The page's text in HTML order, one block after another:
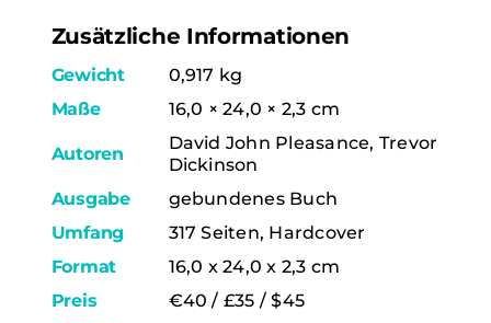
Zusätzliche Informationen
Gewicht
0,917 kg
Maße
16,0 × 24,0 × 2,3 cm
Autoren
David John Pleasance, Trevor
Dickinson
Ausgabe
gebundenes Buch
Umfang
317 Seiten, Hardcover
Format
16,0 x 24,0 x 2,3 cm
Preis
€40 / £35 / $45